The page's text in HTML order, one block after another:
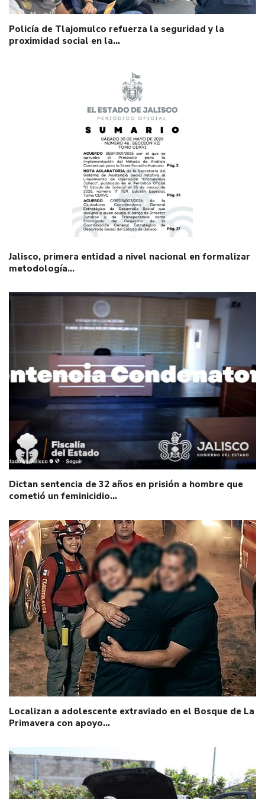
Policía de Tlajomulco refuerza la seguridad y la
proximidad social en la…
Jalisco, primera entidad a nivel nacional en formalizar
metodología…
Dictan sentencia de 32 años en prisión a hombre que
cometió un feminicidio…
Localizan a adolescente extraviado en el Bosque de La
Primavera con apoyo…